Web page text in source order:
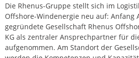
Die Rhenus-Gruppe stellt sich im
Offshore-Windenergie neu auf: Anfang
gegründete Gesellschaft Rhenus
KG als zentraler Ansprechpartner für
aufgenommen. Am Standort der